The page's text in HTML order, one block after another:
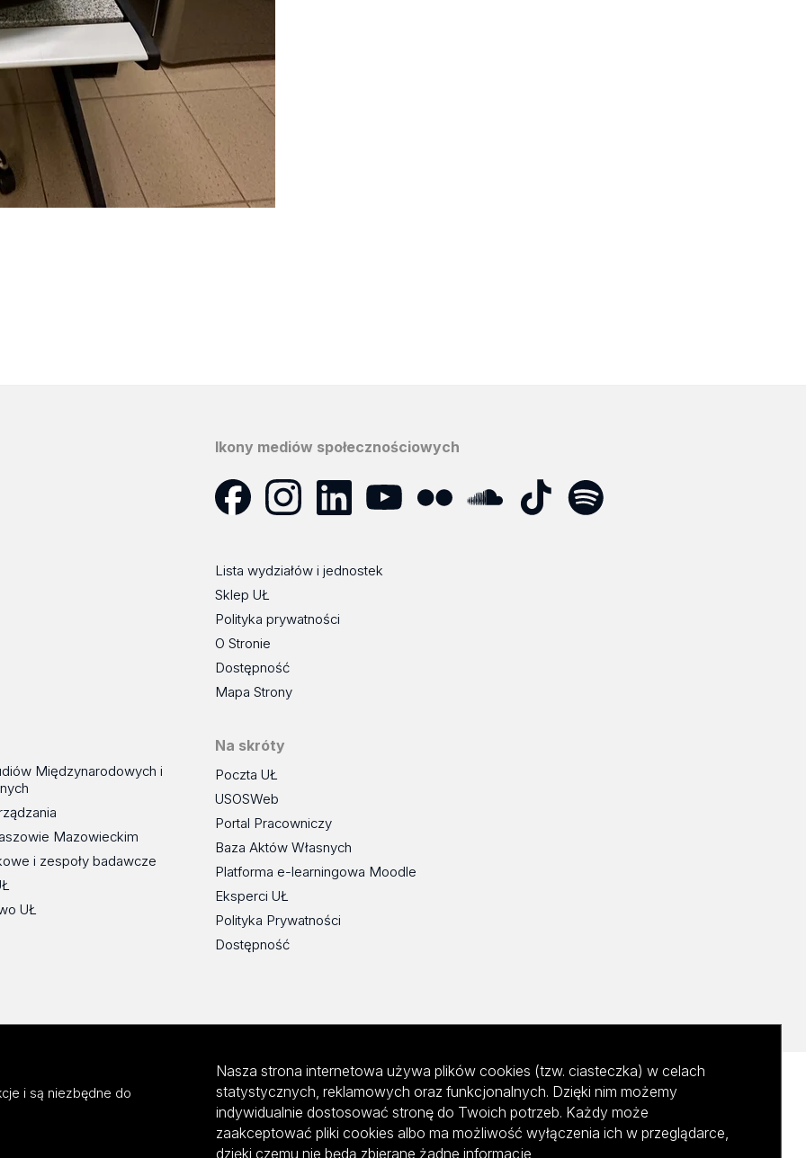
Ikony mediów społecznościowych
Lista wydziałów i jednostek
Sklep UŁ
Polityka prywatności
O Stronie
Dostępność
Mapa Strony
Międzynarodowych i
Mazowieckim
i zespoły badawcze
UŁ
Na skróty
Poczta UŁ
USOSWeb
Portal Pracowniczy
Baza Aktów Własnych
Platforma e-learningowa Moodle
Eksperci UŁ
Polityka Prywatności
Dostępność
i są niezbędne do
Nasza strona internetowa używa plików cookies (tzw. ciasteczka) w celach
statystycznych, reklamowych oraz funkcjonalnych. Dzięki nim możemy
indywidualnie dostosować stronę do Twoich potrzeb. Każdy może
zaakceptować pliki cookies albo ma możliwość wyłączenia ich w przeglądarce,
dzięki czemu nie będą zbierane żadne informacje